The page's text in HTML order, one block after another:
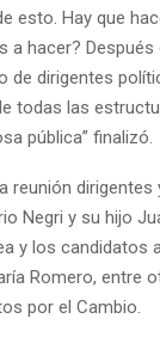
esto. Hay que
a hacer?
de dirigentes
todas las
pública” finalizó.
reunión
Negri y su hijo
y los candidatos
Romero, entre
por el Cambio.